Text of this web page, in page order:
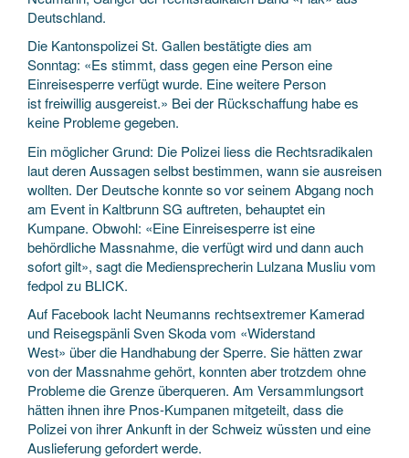
Deutschland.
Die Kantonspolizei St. Gallen bestätigte dies am
Sonntag: «Es stimmt, dass gegen eine Person eine
Einreisesperre verfügt wurde. Eine weitere Person
ist freiwillig ausgereist.» Bei der Rückschaffung habe es
keine Probleme gegeben.
Ein möglicher Grund: Die Polizei liess die Rechtsradikalen
laut deren Aussagen selbst bestimmen, wann sie ausreisen
wollten. Der Deutsche konnte so vor seinem Abgang noch
am Event in Kaltbrunn SG auftreten, behauptet ein
Kumpane. Obwohl: «Eine Einreisesperre ist eine
behördliche Massnahme, die verfügt wird und dann auch
sofort gilt», sagt die Mediensprecherin Lulzana Musliu vom
fedpol zu BLICK.
Auf Facebook lacht Neumanns rechtsextremer Kamerad
und Reisegspänli Sven Skoda vom «Widerstand
West» über die Handhabung der Sperre. Sie hätten zwar
von der Massnahme gehört, konnten aber trotzdem ohne
Probleme die Grenze überqueren. Am Versammlungsort
hätten ihnen ihre Pnos-Kumpanen mitgeteilt, dass die
Polizei von ihrer Ankunft in der Schweiz wüssten und eine
Auslieferung gefordert werde.